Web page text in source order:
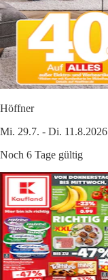
Höffner
Mi. 29.7. - Di. 11.8.2026
Noch 6 Tage gültig